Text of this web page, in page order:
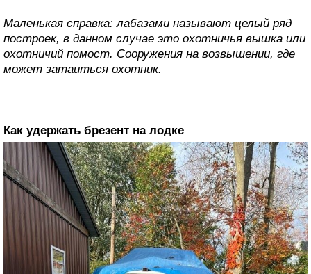
Маленькая справка: лабазами называют целый ряд
построек, в данном случае это охотничья вышка или
охотничий помост. Сооружения на возвышении, где
может затаиться охотник.
Как удержать брезент на лодке